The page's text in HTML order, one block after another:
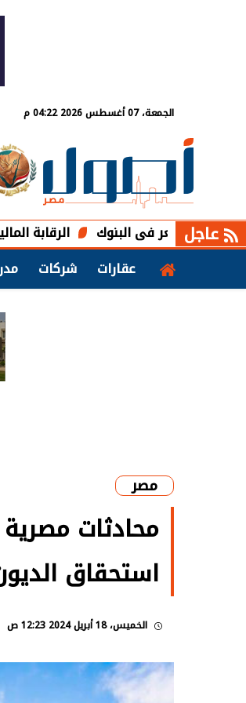
الجمعة، 07 أغسطس 2026 04:22 م
عاجل
الرقابة المالية تمد فترة
عقارات
شركات
مصر
محادثات
استحقاق
الخميس، 18 أبريل 2024 12:23 ص